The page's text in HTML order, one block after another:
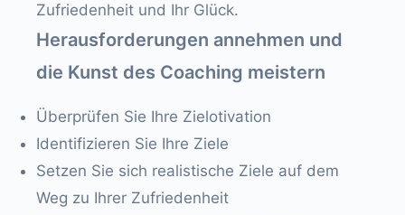
Zufriedenheit und Ihr Glück.
Herausforderungen annehmen und
die Kunst des Coaching meistern
Überprüfen Sie Ihre Zielotivation
Identifizieren Sie Ihre Ziele
Setzen Sie sich realistische Ziele auf dem
Weg zu Ihrer Zufriedenheit